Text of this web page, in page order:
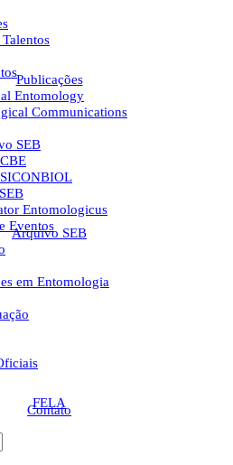
Publicações
Entomology
Communications
SEB
Entomologicus
Eventos
Arquivo SEB
em Entomologia
FELA
Contato